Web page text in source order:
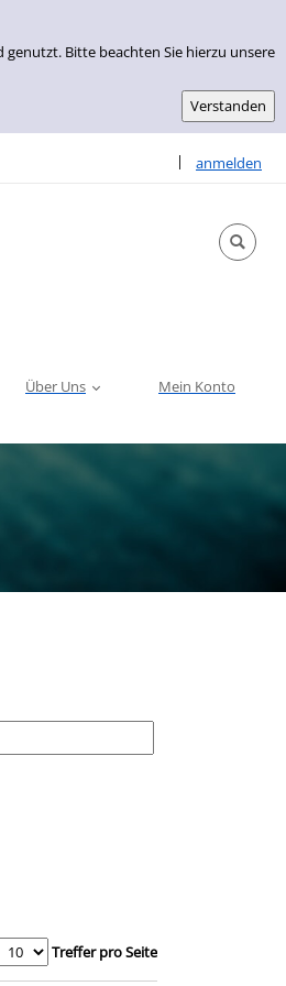
Bitte beachten Sie hierzu unsere
| anmelden
Sprache
Über Uns Mein Konto
Treffer pro Seite